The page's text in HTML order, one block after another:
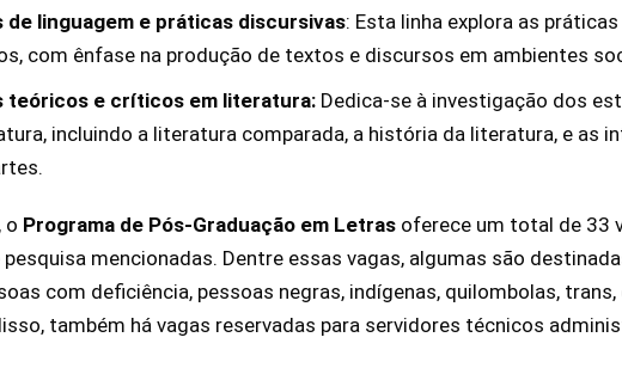
de linguagem e práticas discursivas: Esta linha explora as
com ênfase na produção de textos e discursos em ambientes
teóricos e críticos em literatura: Dedica-se à investigação dos
incluindo a literatura comparada, a história da literatura, e as
o Programa de Pós-Graduação em Letras oferece um total de 33
mencionadas. Dentre essas vagas, algumas são
com deficiência, pessoas negras, indígenas, quilombolas,
também há vagas reservadas para servidores técnicos